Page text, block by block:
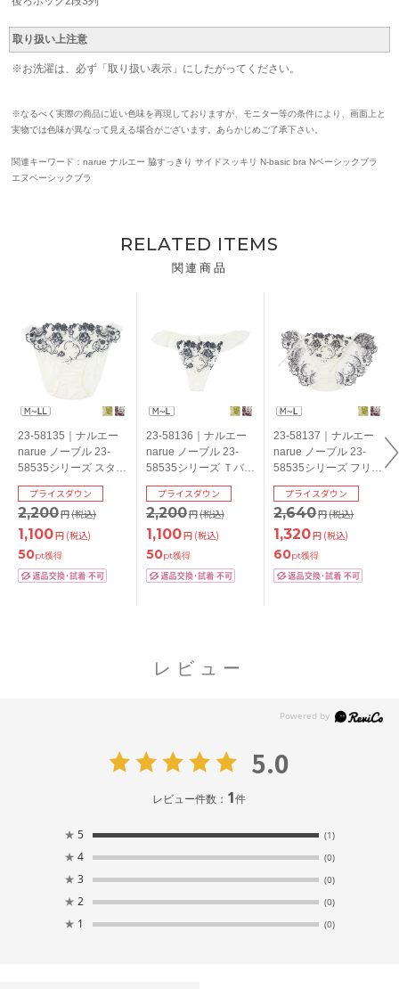
取り扱い上注意
※お洗濯は、必ず「取り扱い表示」にしたがってください。
※なるべく実際の商品に近い色味を再現しておりますが、モニター等の条件により、画面上と
実物では色味が異なって見える場合がございます。あらかじめご了承下さい。
関連キーワード：narue ナルエー 脇すっきり サイドスッキリ N-basic bra Nベーシックブラ
エヌベーシックブラ
RELATED ITEMS
関連商品
23-58135｜ナルエー
narue ノーブル 23-
58535シリーズ スタン
ダードショーツ
M/L/LL
2,200円(税込)
プライスダウン
1,100円 (税込)
50pt獲得
23-58136｜ナルエー
narue ノーブル 23-
58535シリーズ Ｔバッ
クショーツ M/L
2,200円(税込)
プライスダウン
1,100円 (税込)
50pt獲得
23-58137｜ナルエー
narue ノーブル 23-
58535シリーズ フリル
ショーツ M/L
2,640円(税込)
プライスダウン
1,320円 (税込)
60pt獲得
レビュー
5.0
レビュー件数： 1件
★ 5 (1)
★ 4 (0)
★ 3 (0)
★ 2 (0)
★ 1 (0)